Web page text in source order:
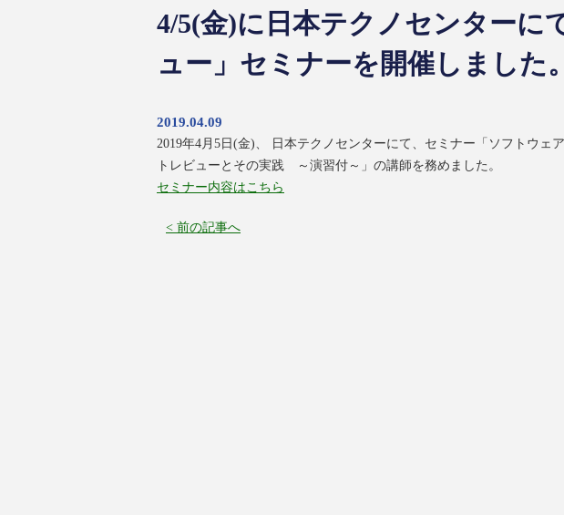
4/5(金)に日本テクノセンターに
ュー」セミナーを開催しました。
2019.04.09
2019年4月5日(金)、 日本テクノセンターにて、セミナー「ソフトウェ
トレビューとその実践 ～演習付～」の講師を務めました。
セミナー内容はこちら
< 前の記事へ